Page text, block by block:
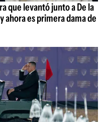
que levantó junto a De la
ahora es primera dama de